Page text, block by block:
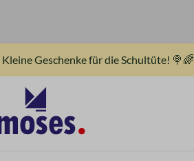
Kleine Geschenke für die Schultüte! 🍭🌈